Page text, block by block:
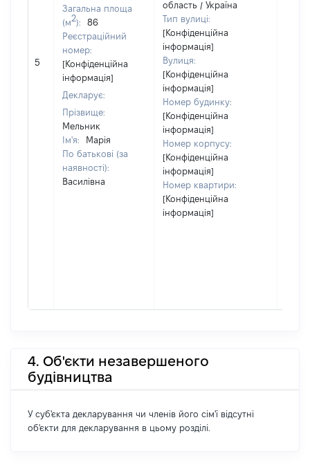
5
Загальна площа
(м2):
86
Реєстраційний
номер:
[Конфіденційна
інформація]
Декларує:
Прізвище:
Мельник
Ім'я:
Марія
По батькові (за
наявності):
Василівна
область / Україна
Тип вулиці:
[Конфіденційна
інформація]
Вулиця:
[Конфіденційна
інформація]
Номер будинку:
[Конфіденційна
інформація]
Номер корпусу:
[Конфіденційна
інформація]
Номер квартири:
[Конфіденційна
інформація]
4. Об'єкти незавершеного
будівництва
У суб'єкта декларування чи членів його сім'ї відсутні
об'єкти для декларування в цьому розділі.